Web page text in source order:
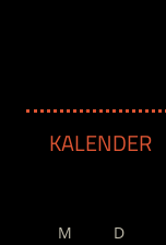
KALENDER
M D